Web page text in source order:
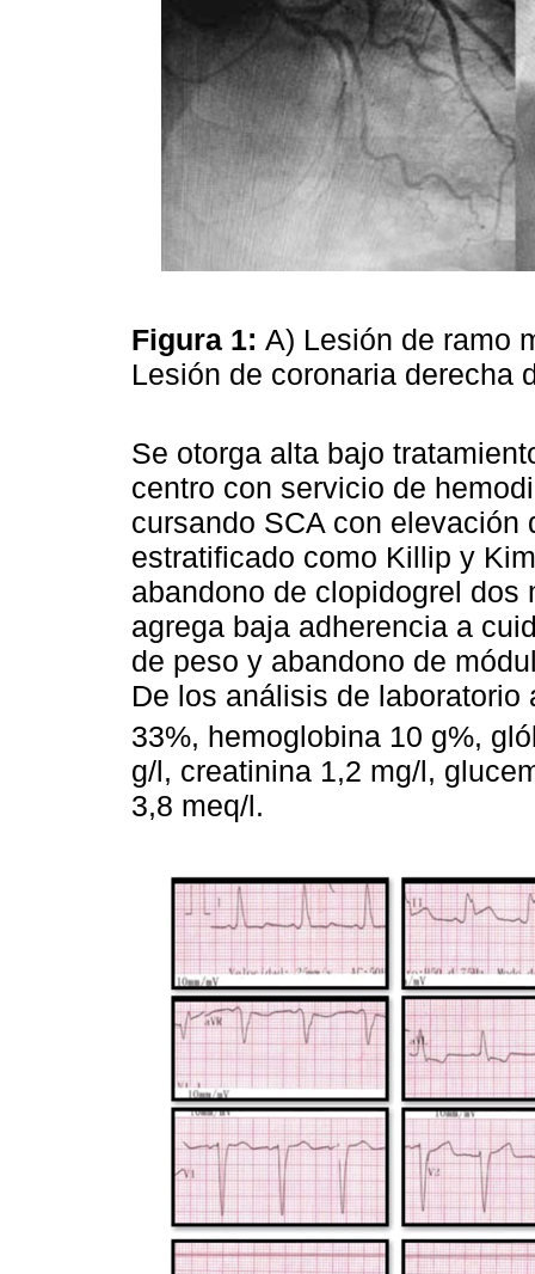
Figura 1: A) Lesión de ramo
Lesión de coronaria derecha
Se otorga alta bajo
centro con servicio de
cursando SCA con elevación
estratificado como Killip y
abandono de clopidogrel
agrega baja adherencia a
de peso y abandono de
De los análisis de
33%, hemoglobina 10 g%,
g/l, creatinina 1,2 mg/l,
3,8 meq/l.